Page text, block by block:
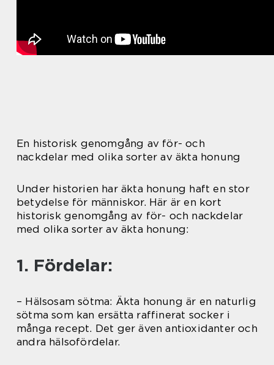
En historisk genomgång av för- och
nackdelar med olika sorter av äkta honung
Under historien har äkta honung haft en stor
betydelse för människor. Här är en kort
historisk genomgång av för- och nackdelar
med olika sorter av äkta honung:
1. Fördelar:
– Hälsosam sötma: Äkta honung är en naturlig
sötma som kan ersätta raffinerat socker i
många recept. Det ger även antioxidanter och
andra hälsofördelar.